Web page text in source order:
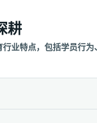
耕
业特点，包括学员行为